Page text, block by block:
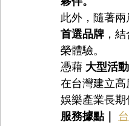
此外，隨著
首選品牌 ，
榮體驗。
憑藉 大型活
在台灣建立
娛樂產業長期
服務據點｜